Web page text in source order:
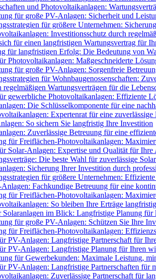
und Photovoltaikanlagen:
für große PV-Anlagen: Sicherheit und
für größere Unternehmen:
Investitionsschutz durch
für einen langfristigen Wartungsvertrag für
für langfristigen Erfolg: Die Bedeutung von
Photovoltaikanlagen: Maßgeschneiderte
für große PV-Anlagen: Sorgenfreie
für Wohnbaugenossenschaften:
Wartungsverträgen für die
gewerbliche Photovoltaikanlagen: Effiziente
Die Schlüsselkomponente für eine
Expertenrat für eine zuverlässige
So sichern Sie langfristig Ihre Investition
Zuverlässige Betreuung für eine
für Freiflächen-Photovoltaikanlagen:
Solar-Anlagen: Expertise und Qualität für Ihre
Die beste Wahl für zuverlässige
Sicherung Ihrer Investition durch
für größere Unternehmen:
Fachkundige Betreuung für eine
für Freiflächen-Photovoltaikanlagen:
So bleiben Ihre Erträge
Solaranlagen im Blick: Langfristige Planung
für große PV-Anlagen: Schützen Sie Ihre
für Freiflächen-Photovoltaikanlagen:
PV-Anlagen: Langfristige Partnerschaft für
PV-Anlagen: Langfristige Planung für Ihren
für Gewerbekunden: Maximale Leistung,
PV-Anlagen: Langfristige Partnerschaften für
Zuverlässige Partnerschaft für